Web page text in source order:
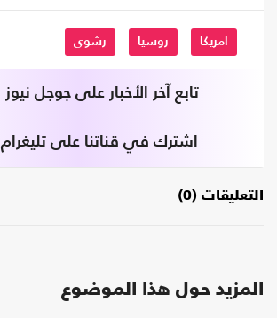
امريكا روسيا رشوى
تابع آخر الأخبار على جوجل نيوز
اشترك في قناتنا على تليغرام
التعليقات (0)
المزيد حول هذا الموضوع